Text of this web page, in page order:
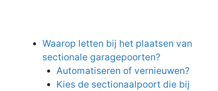
Waarop letten bij het plaatsen van
sectionale garagepoorten?
Automatiseren of vernieuwen?
Kies de sectionaalpoort die bij